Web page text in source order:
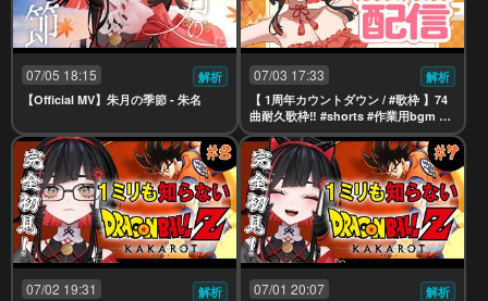
07/05 18:15
解析
【Official MV】朱月の季節 - 朱名
07/03 17:33
解析
【 1周年カウントダウン / #歌枠 】74
曲耐久歌枠‼️ #shorts #作業用bgm #k
araoke【 #無原唱レコード / #朱名 】
07/02 19:31
解析
07/01 20:07
解析